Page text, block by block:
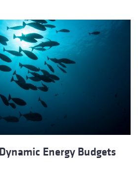
Energy Budgets